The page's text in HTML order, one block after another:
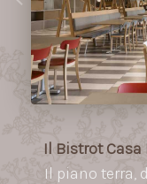
Il Bistrot
Il piano terra,